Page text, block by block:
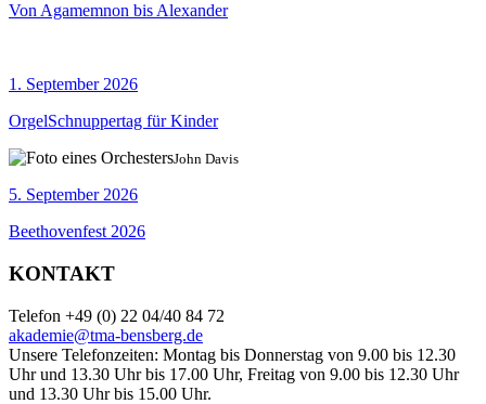
Von Agamemnon bis Alexander
1. September 2026
OrgelSchnuppertag für Kinder
John Davis
5. September 2026
Beethovenfest 2026
KONTAKT
Telefon +49 (0) 22 04/40 84 72
akademie@tma-bensberg.de
Unsere Telefonzeiten: Montag bis Donnerstag von 9.00 bis 12.30
Uhr und 13.30 Uhr bis 17.00 Uhr, Freitag von 9.00 bis 12.30 Uhr
und 13.30 Uhr bis 15.00 Uhr.